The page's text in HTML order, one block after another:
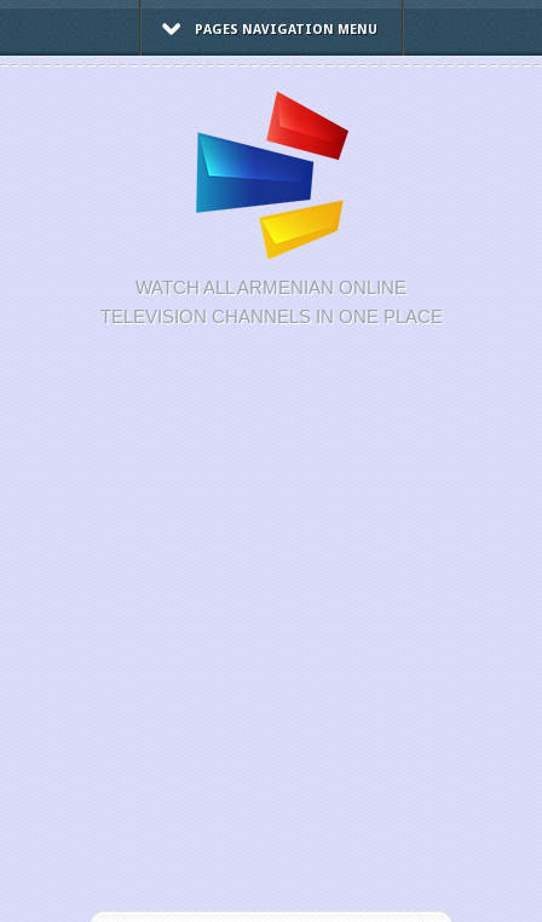
PAGES NAVIGATION MENU
WATCH ALL ARMENIAN ONLINE
TELEVISION CHANNELS IN ONE PLACE